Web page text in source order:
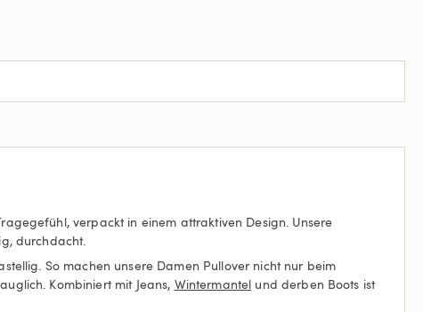
verpackt in einem attraktiven Design. Unsere
durchdacht.
So machen unsere Damen Pullover nicht nur beim
Kombiniert mit Jeans, Wintermantel und derben Boots ist